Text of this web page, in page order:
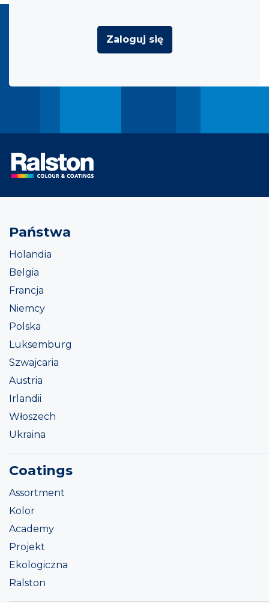
Zaloguj się
Państwa
Holandia
Belgia
Francja
Niemcy
Polska
Luksemburg
Szwajcaria
Austria
Irlandii
Włoszech
Ukraina
Coatings
Assortment
Kolor
Academy
Projekt
Ekologiczna
Ralston